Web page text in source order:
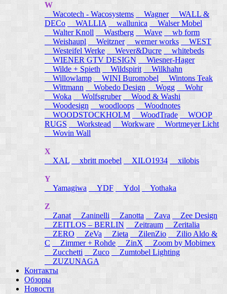
W
Wacotech - Wacosystems
Wagner
WALL &
DECo
WALLIA wallunica
Walser Mobel
Walter Knoll
Wastberg Wave
wb form
Weishaupl
Weitzner werner works
WEST
Westeifel Werke
Wever&Ducre
whitebeds
WIENER GTV DESIGN
Wiesner-Hager
Wilde + Spieth
Wildspirit
Wilkhahn
Willowlamp
WINI Buromobel
Wintons Teak
Wittmann
Wobedo Design Wogg
Wohr
Woka
Wolfsgruber
Wood & Washi
Woodesign
woodloops
Woodnotes
WOODSTOCKHOLM
WoodTrade
WOOP
RUGS
Workstead Workware
Wortmeyer Licht
Wovin Wall
X
XAL
xbritt moebel XILO1934 xilobis
Y
Yamagiwa
YDF Ydol Yothaka
Z
Zanat
Zaninelli Zanotta Zava
Zee Design
ZEITLOS – BERLIN
Zeitraum
Zeritalia
ZERO
ZeVa Zieta ZilenZio
Zilio Aldo &
C
Zimmer + Rohde ZinX
Zoom by Mobimex
Zucchetti
Zuco
Zumtobel Lighting
ZUZUNAGA
Контакты
Обзоры
Новости